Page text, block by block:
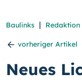
Baulinks | Redaktion
vorheriger Artikel
Neues